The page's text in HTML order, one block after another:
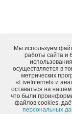
Мы используем
работы сайта и
осуществляется в
метрических
«LiveInternet» и
оставаться на
что были
файлов cookies,
персональных